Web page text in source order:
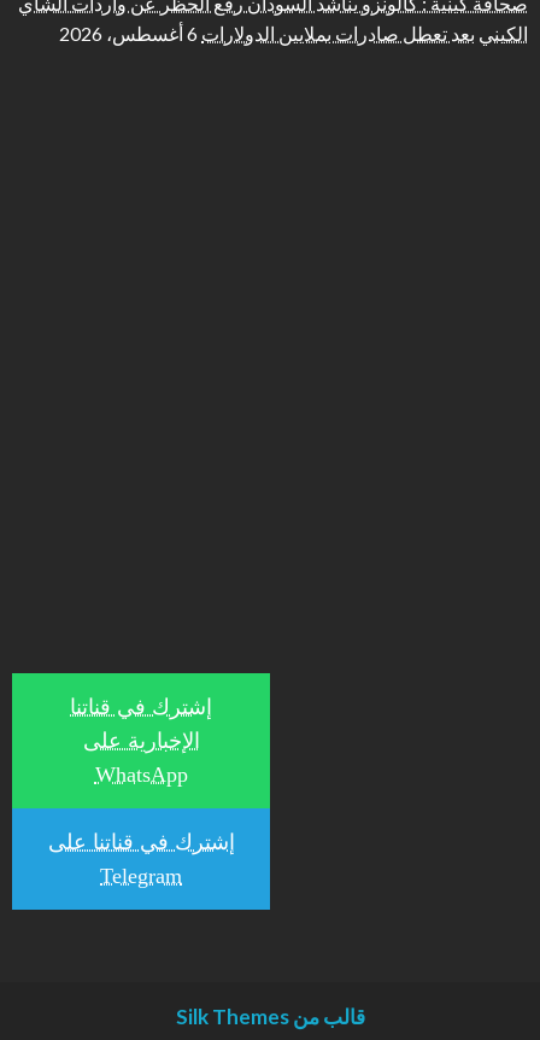
الكيني بعد تعطل صادرات بملايين الدولارات 6 أغسطس، 2026
إشترك في قناتنا
الإخبارية على
WhatsApp
إشترك في قناتنا على
Telegram
قالب من Silk Themes